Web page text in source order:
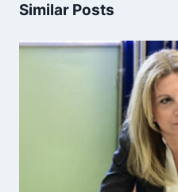
Similar Posts